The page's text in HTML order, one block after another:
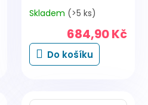
Skladem (>5 ks)
684,90 Kč
Do košíku